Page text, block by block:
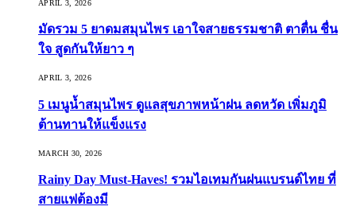
APRIL 3, 2026
มัดรวม 5 ยาดมสมุนไพร เอาใจสายธรรมชาติ ตาตื่น ชื่น
ใจ สูดกันให้ยาว ๆ
APRIL 3, 2026
5 เมนูน้ำสมุนไพร ดูแลสุขภาพหน้าฝน ลดหวัด เพิ่มภูมิ
ต้านทานให้แข็งแรง
MARCH 30, 2026
Rainy Day Must-Haves! รวมไอเทมกันฝนแบรนด์ไทย ที่
สายแฟต้องมี